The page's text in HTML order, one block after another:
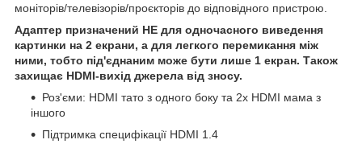
моніторів/телевізорів/проєкторів до відповідного пристрою.
Адаптер призначений НЕ для одночасного виведення
картинки на 2 екрани, а для легкого перемикання між
ними, тобто під'єднаним може бути лише 1 екран. Також
захищає HDMI-вихід джерела від зносу.
Роз'єми: HDMI тато з одного боку та 2x HDMI мама з
іншого
Підтримка специфікації HDMI 1.4